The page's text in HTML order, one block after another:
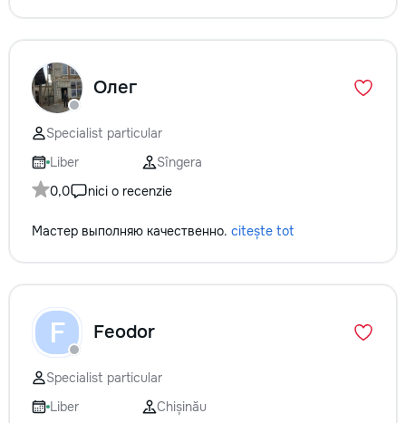
Олег
Specialist particular
Liber
Sîngera
0,0
nici o recenzie
Мастер выполняю качественно. citește tot
F Feodor
Specialist particular
Liber
Chișinău